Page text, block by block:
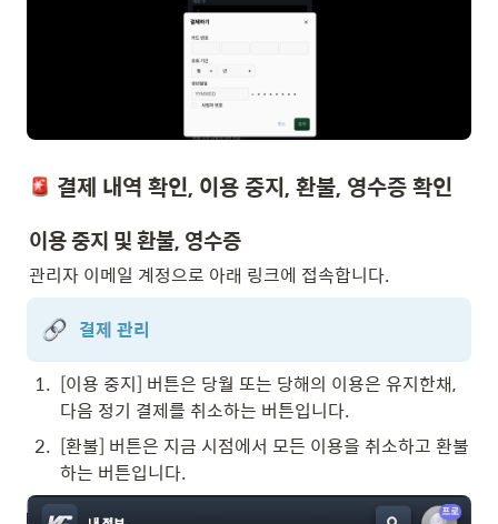
결제 내역 확인, 이용 중지, 환불, 영수증 확인
이용 중지 및 환불, 영수증
관리자 이메일 계정으로 아래 링크에 접속합니다.
결제 관리
1. [이용 중지] 버튼은 당월 또는 당해의 이용은 유지한채,
다음 정기 결제를 취소하는 버튼입니다.
2. [환불] 버튼은 지금 시점에서 모든 이용을 취소하고 환불
하는 버튼입니다.